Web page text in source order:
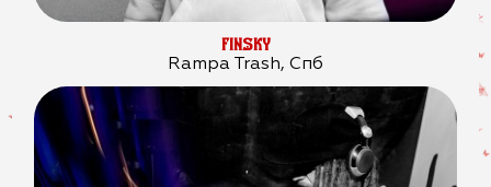
FINSKY
Rampa Trash, Спб